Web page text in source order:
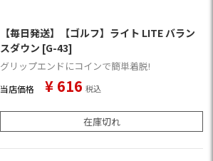
【毎日発送】【ゴルフ】ライト LITE バラン
スダウン [G-43]
グリップエンドにコインで簡単着脱!
当店価格 ¥ 616 税込
在庫切れ